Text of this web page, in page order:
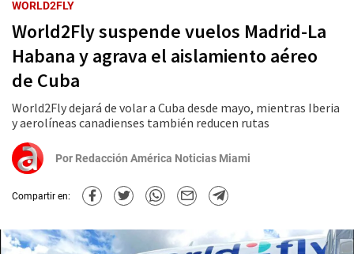
WORLD2FLY
World2Fly suspende vuelos Madrid-La
Habana y agrava el aislamiento aéreo
de Cuba
World2Fly dejará de volar a Cuba desde mayo, mientras Iberia
y aerolíneas canadienses también reducen rutas
Por Redacción América Noticias Miami
Compartir en: